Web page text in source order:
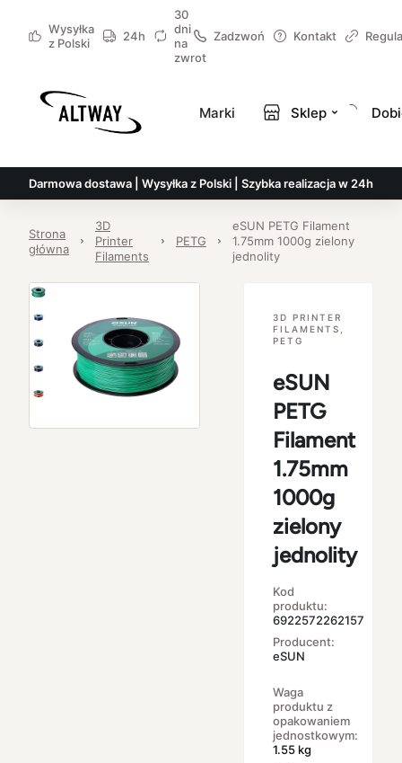
Wysyłka
z Polski
24h
30
dni
na
zwrot
Zadzwoń Kontakt
Marki Sklep
Darmowa dostawa | Wysyłka z Polski | Szybka realizacja w 24h
Strona
główna
3D
Printer
Filaments
PETG
eSUN PETG Filament
1.75mm 1000g zielony
jednolity
3D PRINTER
FILAMENTS
PETG
eSUN
PETG
Filament
1.75mm
1000g
zielony
jednolity
Kod
produktu:
6922572262157
Producent:
eSUN
Waga
produktu z
opakowaniem
jednostkowym:
1.55 kg